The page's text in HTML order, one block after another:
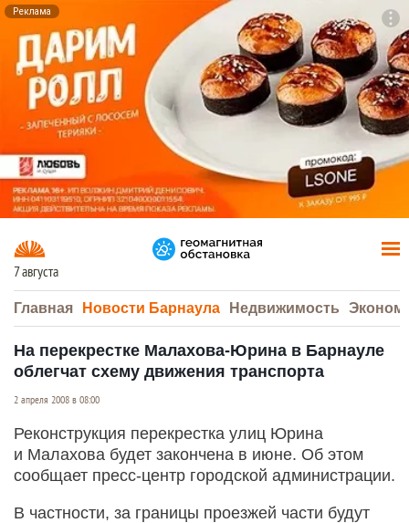
Реклама
7 августа
Главная Новости Барнаула Недвижимость
На перекрестке Малахова-Юрина в Барнауле
облегчат схему движения транспорта
2 апреля 2008 в 08:00
Реконструкция перекрестка улиц Юрина
и Малахова будет закончена в июне. Об этом
сообщает пресс-центр городской администрации.
В частности, за границы проезжей части будут